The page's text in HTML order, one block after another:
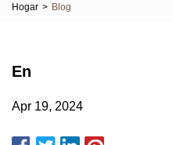
Hogar > Blog
En
Apr 19, 2024